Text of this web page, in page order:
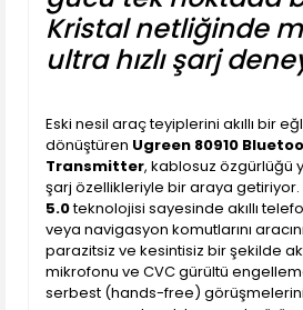
Kristal netliğinde
ultra hızlı şarj
Eski nesil araç teyiplerini akıllı bir
dönüştüren Ugreen 80910
Transmitter, kablosuz özgürlüğü
şarj özellikleriyle bir araya getiriyor.
5.0teknolojisi sayesinde akıllı
veya navigasyon komutlarını
parazitsiz ve kesintisiz bir şekilde
mikrofonu ve CVC gürültü
serbest (hands-free)